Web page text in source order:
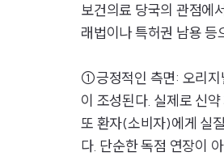
보건의료 당국의 관점에
래법이나 특허권 남용
①긍정적인 측면: 오리지
이 조성된다. 실제로 신
또 환자(소비자)에게 실
다. 단순한 독점 연장이